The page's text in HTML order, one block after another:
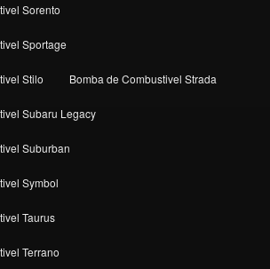
Sorento
Sportage
Stilo Bomba de Combustivel Strada
Subaru Legacy
Suburban
Symbol
Taurus
Terrano